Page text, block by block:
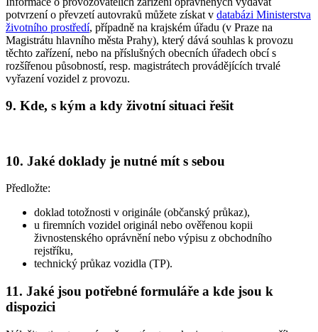
potvrzení o převzetí autovraků můžete získat v databázi Ministerstva
životního prostředí, případně na krajském úřadu (v Praze na
Magistrátu hlavního města Prahy), který dává souhlas k provozu
těchto zařízení, nebo na příslušných obecních úřadech obcí s
rozšířenou působností, resp. magistrátech provádějících trvalé
vyřazení vozidel z provozu.
9. Kde, s kým a kdy životní situaci řešit
10. Jaké doklady je nutné mít s sebou
Předložte:
doklad totožnosti v originále (občanský průkaz),
u firemních vozidel originál nebo ověřenou kopii
živnostenského oprávnění nebo výpisu z obchodního
rejstříku,
technický průkaz vozidla (TP).
11. Jaké jsou potřebné formuláře a kde jsou k
dispozici